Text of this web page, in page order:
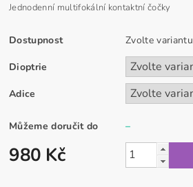
Jednodenní multifokální kontaktní čočky
Dostupnost Zvolte variantu
Dioptrie
Adice
Můžeme doručit do –
980 Kč